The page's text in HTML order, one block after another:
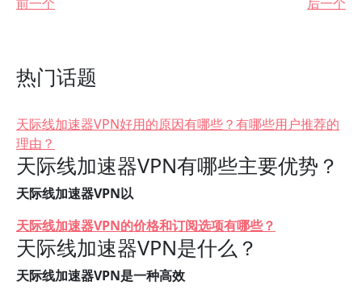
热门话题
天际线加速器VPN好用的原因有哪些？有哪些用户推荐的
理由？
天际线加速器VPN有哪些主要优势？
天际线加速器VPN以
天际线加速器VPN的价格和订阅选项有哪些？
天际线加速器VPN是什么？
天际线加速器VPN是一种高效